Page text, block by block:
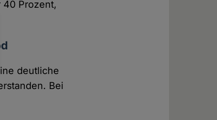
Prozent,
deutliche
Bei